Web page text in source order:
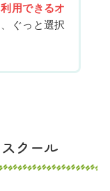
用できるオ
ぐっと選択
クール